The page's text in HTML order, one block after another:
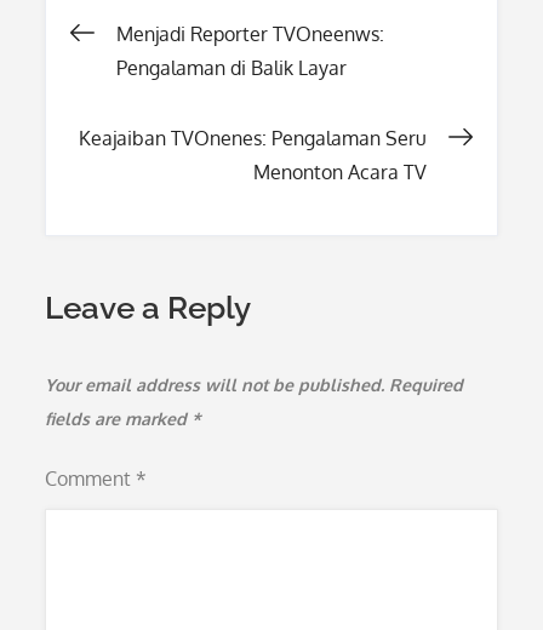
Post
Menjadi Reporter TVOneenws:
Pengalaman di Balik Layar
Keajaiban TVOnenes: Pengalaman Seru
Menonton Acara TV
Leave a Reply
Your email address will not be published. Required
fields are marked *
Comment *